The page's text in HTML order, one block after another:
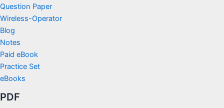
Question Paper
Wireless-Operator
Blog
Notes
Paid eBook
Practice Set
eBooks
PDF